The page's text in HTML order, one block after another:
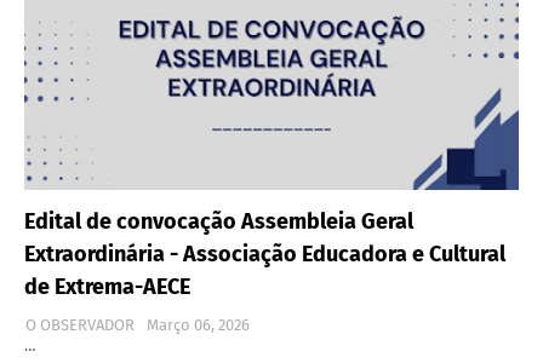
Edital de convocação Assembleia Geral
Extraordinária - Associação Educadora e Cultural
de Extrema-AECE
O OBSERVADOR
Março 06, 2026
…